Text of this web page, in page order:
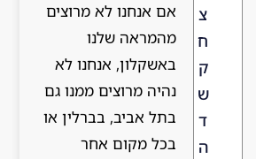
צ
ח
ק
ש
ד
ה
אם אנחנו לא מרוצים
מהמראה שלנו
באשקלון, אנחנו לא
נהיה מרוצים ממנו גם
בתל אביב, בברלין או
בכל מקום אחר